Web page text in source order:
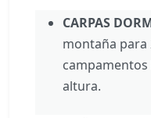
CARPAS
montaña para
campamentos
altura.